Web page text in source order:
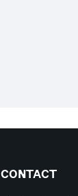
CONTACT